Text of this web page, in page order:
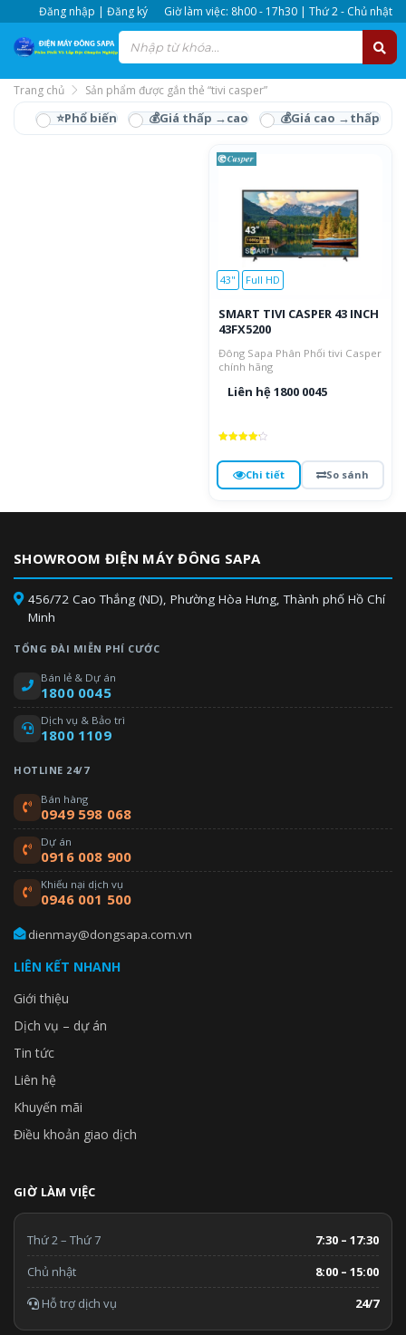
Đăng nhập | Đăng ký Giờ làm việc: 8h00 - 17h30 | Thứ 2 - Chủ nhật
Trang chủ Sản phẩm được gắn thẻ “tivi casper”
tivi casper
43" Full HD
SMART TIVI CASPER 43 INCH
43FX5200
Đông Sapa Phân Phối tivi Casper
chính hãng
Liên hệ 1800 0045
5 saoChi tiết So sánh
SHOWROOM ĐIỆN MÁY ĐÔNG SAPA
456/72 Cao Thắng (ND), Phường Hòa Hưng, Thành phố Hồ Chí
Minh
TỔNG ĐÀI MIỄN PHÍ CƯỚC
Bán lẻ & Dự án
1800 0045
Dịch vụ & Bảo trì
1800 1109
HOTLINE 24/7
Bán hàng
0949 598 068
Dự án
0916 008 900
Khiếu nại dịch vụ
0946 001 500
dienmay@dongsapa.com.vn
LIÊN KẾT NHANH
Giới thiệu
Dịch vụ – dự án
Tin tức
Liên hệ
Khuyến mãi
Điều khoản giao dịch
GIỜ LÀM VIỆC
Thứ 2 – Thứ 7
7:30 – 17:30
Chủ nhật
8:00 – 15:00
Hỗ trợ dịch vụ
24/7